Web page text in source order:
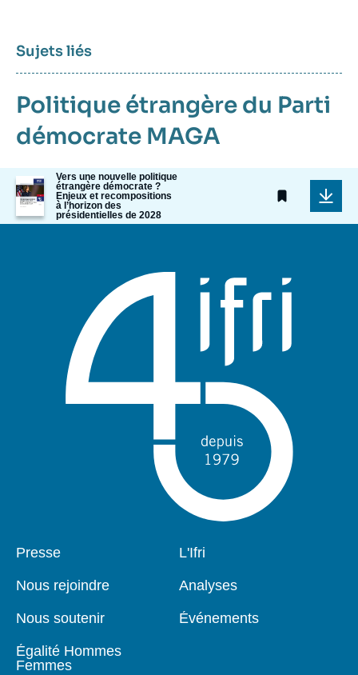
Sujets liés
Politique étrangère du Parti
démocrate MAGA
Image
de
couverture
de
Vers une nouvelle politique
étrangère démocrate ?
Enjeux et recompositions
à l’horizon des
présidentielles de 2028
Pied
Presse
Nous rejoindre
Nous soutenir
Égalité Hommes
Femmes
Navigation
L'Ifri
Analyses
Événements